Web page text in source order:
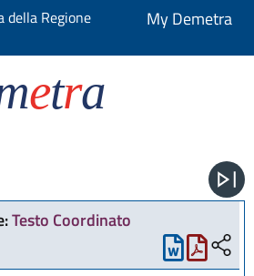
della Regione
My Demetra
etra
Testo Coordinato